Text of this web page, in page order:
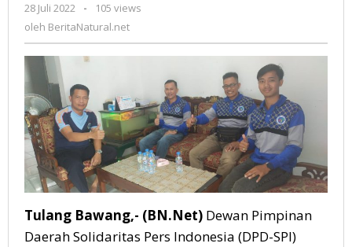
Tulangbawang
28 Juli 2022
oleh
BeritaNatural.net
-
105 views
oleh BeritaNatural.net
Tulang Bawang,- (BN.Net) Dewan Pimpinan
Daerah Solidaritas Pers Indonesia (DPD-SPI)